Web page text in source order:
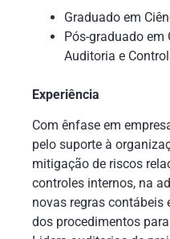
Graduado em
Pós-graduado em
Auditoria e
Experiência
Com ênfase em
pelo suporte à
mitigação de riscos
controles internos, na
novas regras contábeis
dos procedimentos